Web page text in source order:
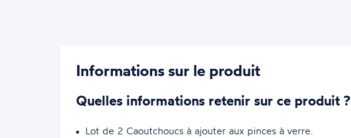
Informations sur le produit
Quelles informations retenir sur ce produit ?
Lot de 2 Caoutchoucs à ajouter aux pinces à verre.